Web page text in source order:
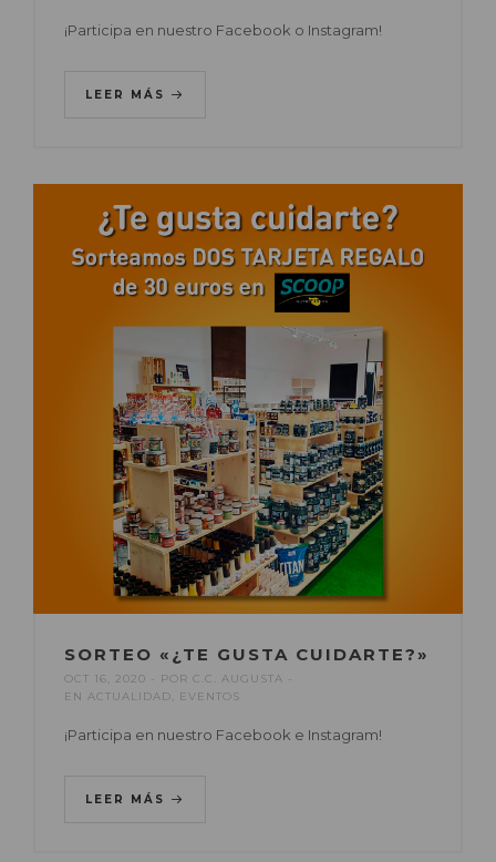
¡Participa en nuestro Facebook o Instagram!
LEER MÁS
SORTEO «¿TE GUSTA CUIDARTE?»
OCT 16, 2020 POR C.C. AUGUSTA
EN ACTUALIDAD EVENTOS
¡Participa en nuestro Facebook e Instagram!
LEER MÁS